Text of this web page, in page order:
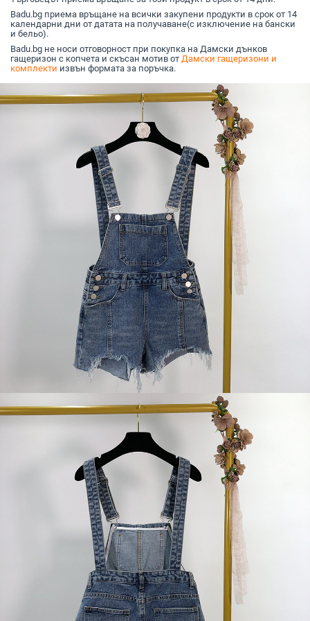
Badu.bg приема връщане на всички закупени продукти в срок от 14
календарни дни от датата на получаване(с изключение на бански
и бельо).
Badu.bg не носи отговорност при покупка на Дамски дънков
гащеризон с копчета и скъсан мотив от Дамски гащеризони и
комплекти извън формата за поръчка.